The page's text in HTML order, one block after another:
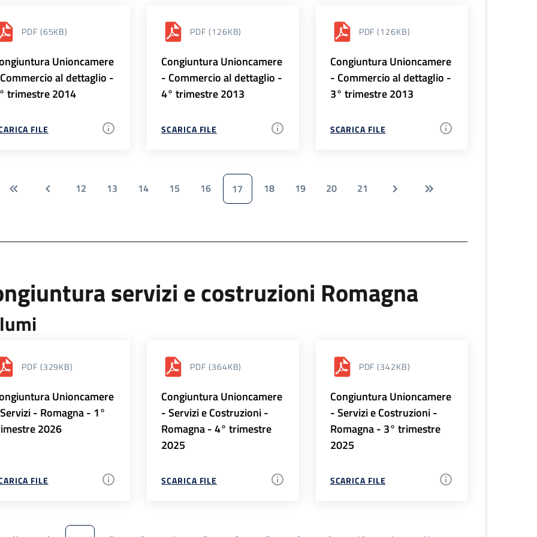
PDF (65KB)
Unioncamere
al dettaglio -
trimestre 2014
FILE
PDF (126KB)
Congiuntura Unioncamere
- Commercio al dettaglio -
4° trimestre 2013
SCARICA FILE
PDF (126KB)
Congiuntura Unioncamere
- Commercio al dettaglio -
3° trimestre 2013
SCARICA FILE
12 13 14 15 16 17 18 19 20 21
servizi e costruzioni Romagna
PDF (329KB)
Unioncamere
- Romagna - 1°
2026
FILE
PDF (364KB)
Congiuntura Unioncamere
- Servizi e Costruzioni -
Romagna - 4° trimestre
2025
SCARICA FILE
PDF (342KB)
Congiuntura Unioncamere
- Servizi e Costruzioni -
Romagna - 3° trimestre
2025
SCARICA FILE